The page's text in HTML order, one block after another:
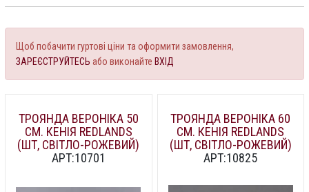
Щоб побачити гуртові ціни та оформити замовлення,
ЗАРЕЄСТРУЙТЕСЬ або виконайте ВХІД
ТРОЯНДА ВЕРОНІКА 50
СМ. КЕНІЯ REDLANDS
(ШТ, СВІТЛО-РОЖЕВИЙ)
АРТ:10701
ТРОЯНДА ВЕРОНІКА 60
СМ. КЕНІЯ REDLANDS
(ШТ, СВІТЛО-РОЖЕВИЙ)
АРТ:10825